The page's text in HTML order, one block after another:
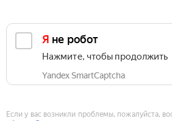
Я не робот
Нажмите, чтобы продолжить
Yandex SmartCaptcha
Если у вас возникли проблемы, пожалуйста,